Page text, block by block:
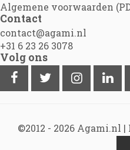
Algemene voorwaarden
Contact
contact@agami.nl
+31 6 23 26 3078
Volg ons
©2012 - 2026 Agami.nl |